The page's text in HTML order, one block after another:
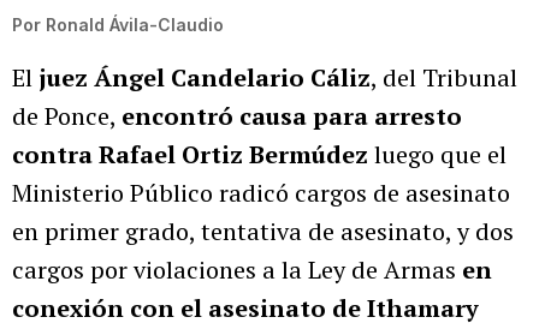
Por Ronald Ávila-Claudio
El juez Ángel Candelario Cáliz, del Tribunal
de Ponce, encontró causa para arresto
contra Rafael Ortiz Bermúdez luego que el
Ministerio Público radicó cargos de asesinato
en primer grado, tentativa de asesinato, y dos
cargos por violaciones a la Ley de Armas en
conexión con el asesinato de Ithamary